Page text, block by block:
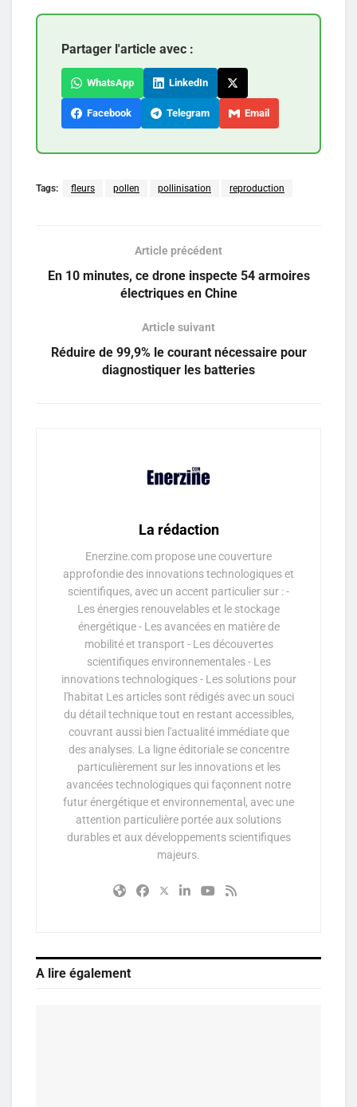
Partager l'article avec :
WhatsApp LinkedIn
Facebook Telegram Email
Tags: fleurs pollen pollinisation reproduction
Article précédent
En 10 minutes, ce drone inspecte 54 armoires
électriques en Chine
Article suivant
Réduire de 99,9% le courant nécessaire pour
diagnostiquer les batteries
La rédaction
Enerzine.com propose une couverture
approfondie des innovations technologiques et
scientifiques, avec un accent particulier sur : -
Les énergies renouvelables et le stockage
énergétique - Les avancées en matière de
mobilité et transport - Les découvertes
scientifiques environnementales - Les
innovations technologiques - Les solutions pour
l'habitat Les articles sont rédigés avec un souci
du détail technique tout en restant accessibles,
couvrant aussi bien l'actualité immédiate que
des analyses. La ligne éditoriale se concentre
particulièrement sur les innovations et les
avancées technologiques qui façonnent notre
futur énergétique et environnemental, avec une
attention particulière portée aux solutions
durables et aux développements scientifiques
majeurs.
A lire également